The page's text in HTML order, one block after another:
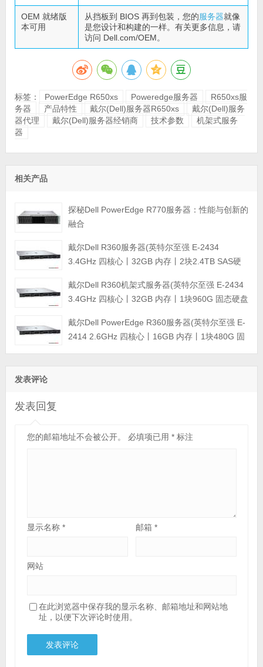
OEM 就绪版
本可用
从挡板到 BIOS 再到包装，您的服务器就像
是您设计和构建的一样。有关更多信息，请
访问 Dell.com/OEM。
标签： PowerEdge R650xs Poweredge服务器
R650xs服
务器
产品特性 戴尔(Dell)服务器R650xs
戴尔(Dell)服务
器代理
戴尔(Dell)服务器经销商 技术参数
机架式服务
器
相关产品
探秘Dell PowerEdge R770服务器：性能与创新的
融合
戴尔Dell R360服务器(英特尔至强 E-2434
3.4GHz 四核心丨32GB 内存丨2块2.4TB SAS硬
戴尔Dell R360机架式服务器(英特尔至强 E-2434
3.4GHz 四核心丨32GB 内存丨1块960G 固态硬盘
修)
戴尔Dell PowerEdge R360服务器(英特尔至强 E-
2414 2.6GHz 四核心丨16GB 内存丨1块480G 固
发表评论
发表回复
您的邮箱地址不会被公开。 必填项已用 *标注
显示名称 * 邮箱*
网站
在此浏览器中保存我的显示名称、邮箱地址和网站地
址，以便下次评论时使用。